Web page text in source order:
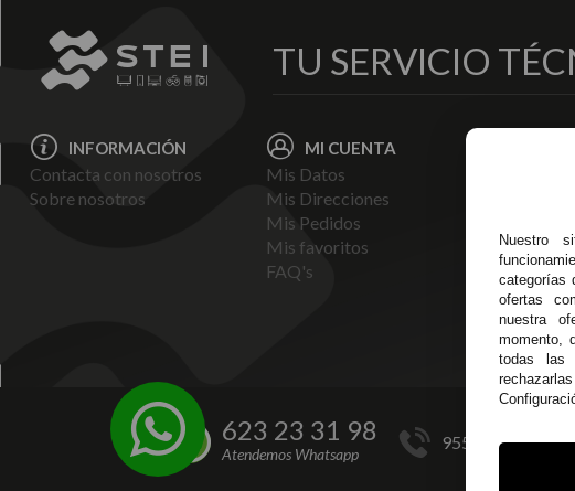
TU SERVICIO
INFORMACIÓN
Contacta con nosotros
Sobre nosotros
MI CUENTA
Mis Datos
Mis Direcciones
Mis Pedidos
Mis favoritos
FAQ's
Entregas y
Pago Seguro
Terminos y
Condiciones
Políticas de
623 23 31 98
Atendemos Whatsapp
955 44 45 43/
Nuestro
categorías
ofertas
nuestra
momento,
todas las